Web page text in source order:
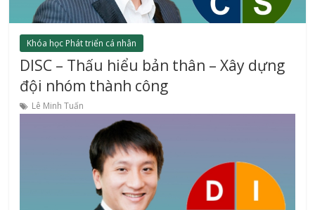
Khóa học Phát triển cá nhân
DISC – Thấu hiểu bản thân – Xây dựng
đội nhóm thành công
Lê Minh Tuấn